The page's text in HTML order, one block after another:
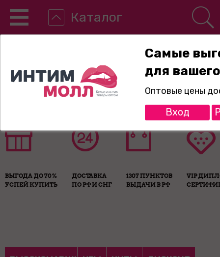
Каталог
8-800-775-89-65
ВЫГОДА ДО 70%
УСПЕЙ КУПИТЬ
ДОСТАВКА
ПО РФ И СНГ
1307 ПУНКТОВ
ВЫДАЧИ В РФ
VIP
Самые
для
Оптовые цены
Вход